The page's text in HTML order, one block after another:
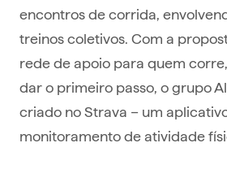
encontros de corrida,
treinos coletivos. Com a
rede de apoio para quem
dar o primeiro passo, o grupo
criado no Strava – um
monitoramento de atividade